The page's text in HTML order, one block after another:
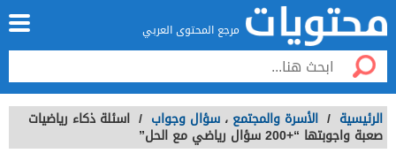
مرجع المحتوى العربي
الرئيسية / الأسرة والمجتمع ، سؤال وجواب / اسئلة ذكاء رياضيات
صعبة واجوبتها “+200 سؤال رياضي مع الحل”